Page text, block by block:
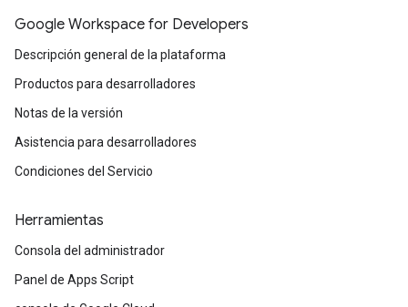
Google Workspace for Developers
Descripción general de la plataforma
Productos para desarrolladores
Notas de la versión
Asistencia para desarrolladores
Condiciones del Servicio
Herramientas
Consola del administrador
Panel de Apps Script